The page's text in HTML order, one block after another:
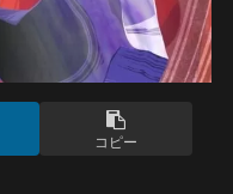
コピー